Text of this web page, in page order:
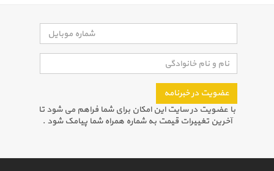
عضویت در خبرنامه
با عضویت در سایت این امکان برای شما فراهم می شود تا
آخرین تغییرات قیمت به شماره همراه شما پیامک شود .